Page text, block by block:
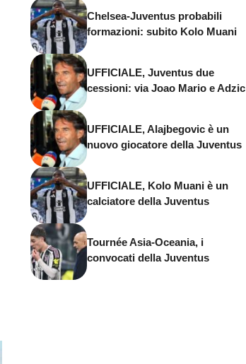
Chelsea-Juventus probabili
formazioni: subito Kolo Muani
UFFICIALE, Juventus due
cessioni: via Joao Mario e Adzic
UFFICIALE, Alajbegovic è un
nuovo giocatore della Juventus
UFFICIALE, Kolo Muani è un
calciatore della Juventus
Tournée Asia-Oceania, i
convocati della Juventus